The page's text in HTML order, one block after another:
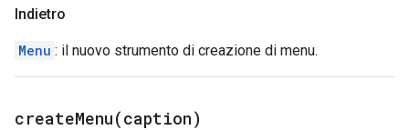
Indietro
Menu : il nuovo strumento di creazione di menu.
createMenu(caption)